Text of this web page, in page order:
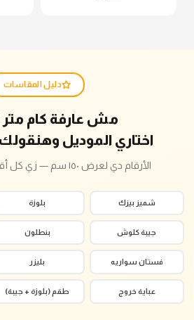
دليل المقاسات
مش عارفة كام متر
اختاري الموديل
الأرقام دي لعرض ١٥٠ سم — زي كل أقمشة ماهيتاب.كوم
شميز بيزك بلوزة
جيبة كلوش بنطلون
فستان سواريه بليزر
عباية خروج طقم (بلوزة + جيبة)